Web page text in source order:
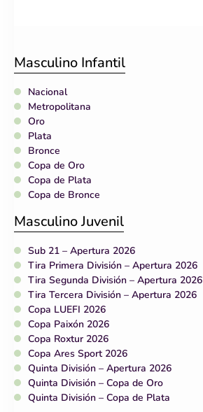
Masculino Infantil
Nacional
Metropolitana
Oro
Plata
Bronce
Copa de Oro
Copa de Plata
Copa de Bronce
Masculino Juvenil
Sub 21 – Apertura 2026
Tira Primera División – Apertura 2026
Tira Segunda División – Apertura 2026
Tira Tercera División – Apertura 2026
Copa LUEFI 2026
Copa Paixón 2026
Copa Roxtur 2026
Copa Ares Sport 2026
Quinta División – Apertura 2026
Quinta División – Copa de Oro
Quinta División – Copa de Plata